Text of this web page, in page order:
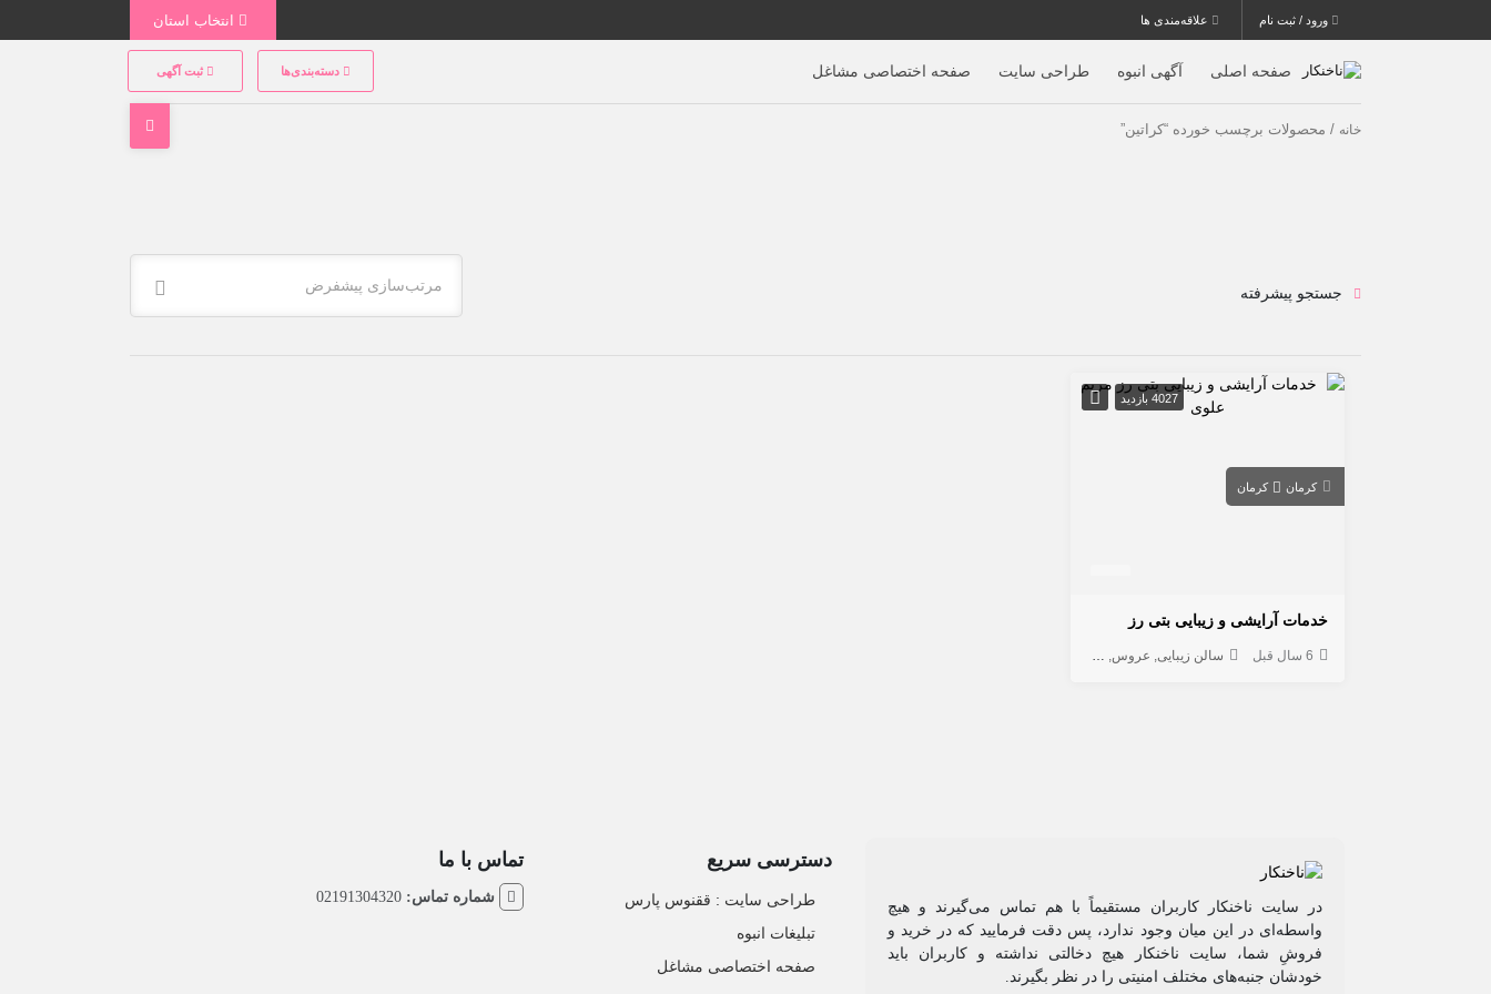
ورود / ثبت نام علاقه‌مندی ها
صفحه اصلی آگهی انبوه طراحی سایت صفحه اختصاصی مشاغل دسته‌بندی‌ها ثبت آگهی
خانه / محصولات برچسب خورده “کراتین”
مرتب‌سازی پیشفرض جستجو پیشرفته
4027 بازدید
کرمان کرمان
خدمات آرایشی و زیبایی بتی رز
6 سال قبل سالن زیبایی عروس
در سایت ناخنکار کاربران مستقیماً با هم تماس می‌گیرند و هیچ
واسطه‌ای در این میان وجود ندارد، پس دقت فرمایید که در خرید و
فروشِ شما، سایت ناخنکار هیچ دخالتی نداشته و کاربران باید
خودشان جنبه‌های مختلف امنیتی را در نظر بگیرند.
دسترسی سریع
طراحی سایت :‌ ققنوس پارس
تبلیغات انبوه
صفحه اختصاصی مشاغل
تماس با ما
شماره تماس: 02191304320